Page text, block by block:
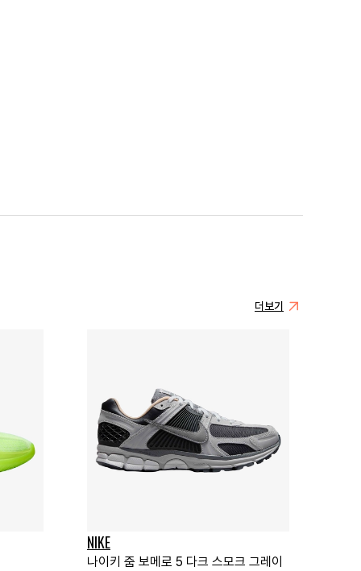
더보기
NIKE
나이키 줌 보메로 5 다크 스모크 그레이